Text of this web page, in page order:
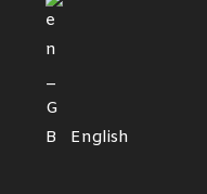
English